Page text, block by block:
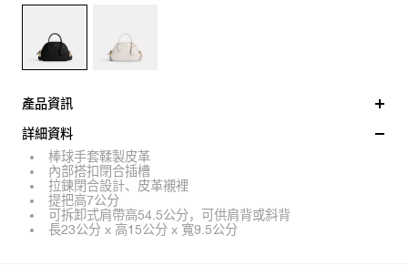
產品資訊
詳細資料
棒球手套鞣製皮革
內部搭扣閉合插槽
拉鍊閉合設計、皮革襯裡
提把高7公分
可拆卸式肩帶高54.5公分，可供肩背或斜背
長23公分 x 高15公分 x 寬9.5公分